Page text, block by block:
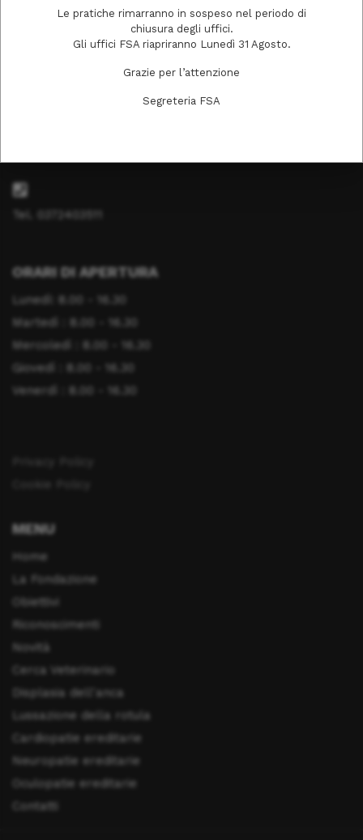
Via Trecchi, 20
Tel. 0372403511
ORARI DI APERTURA
Lunedì: 8.00 - 16.30
Martedì : 8.00 - 16.30
Mercoledì : 8.00 - 16.30
Giovedì : 8.00 - 16.30
Venerdì : 8.00 - 16.30
MENU
Home
La Fondazione
Obiettivi
Riconoscimenti
Novità
Cerca Veterinario
Displasia dell'anca
Lussazione della rotula
Cardiopatie ereditarie
Neuropatie ereditarie
Oculopatie ereditarie
Contatti
Le pratiche rimarranno in sospeso nel periodo di
chiusura degli uffici.
Gli uffici FSA riapriranno Lunedì 31 Agosto.
Grazie per l’attenzione
Segreteria FSA